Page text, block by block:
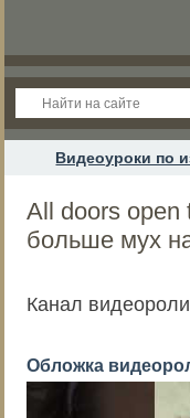
Видеоуроки по
All doors
больше мух
Канал
Обложка